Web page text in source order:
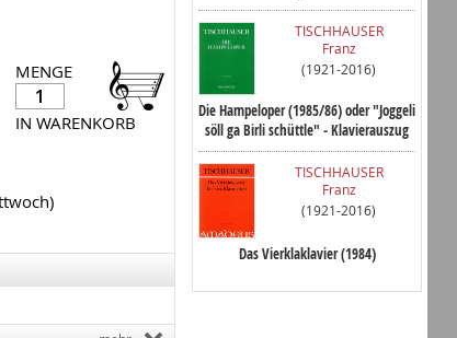
MENGE
IN WARENKORB
TISCHHAUSER
Franz
(1921-2016)
Die Hampeloper (1985/86) oder "Joggeli
söll ga Birli schüttle" - Klavierauszug
TISCHHAUSER
Franz
(1921-2016)
Das Vierklaklavier (1984)